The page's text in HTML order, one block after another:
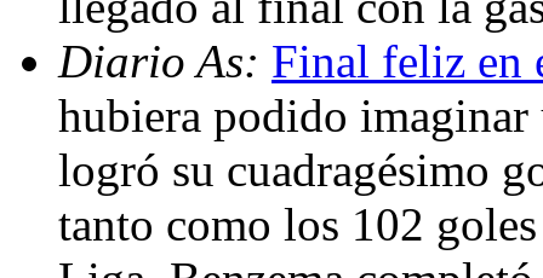
Diario As: Final feliz en
hubiera podido
logró su cuadragésimo
tanto como los 102